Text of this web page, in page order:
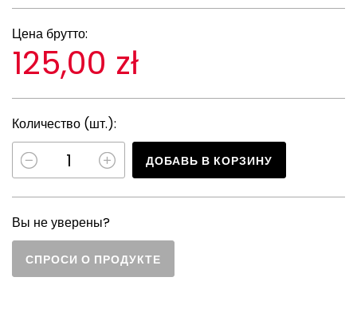
Цена брутто:
125,00 zł
Количество (шт.):
ДОБАВЬ В КОРЗИНУ
Вы не уверены?
СПРОСИ О ПРОДУКТЕ